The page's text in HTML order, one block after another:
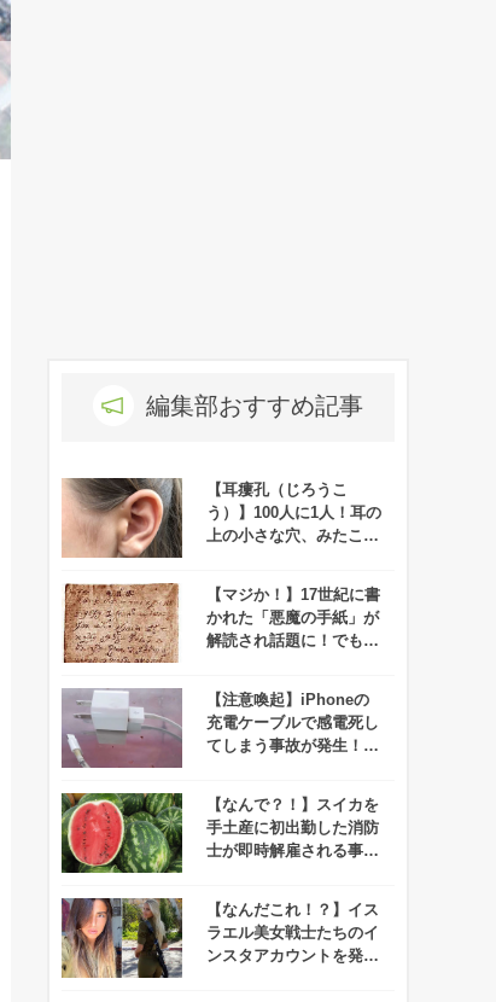
編集部おすすめ記事
【耳瘻孔（じろうこ
う）】100人に1人！耳の
上の小さな穴、みたこと
【マジか！】17世紀に書
かれた「悪魔の手紙」が
解読され話題に！でもそ
【注意喚起】iPhoneの
充電ケーブルで感電死し
てしまう事故が発生！！
【なんで？！】スイカを
手土産に初出勤した消防
士が即時解雇される事態
が、、、！
【なんだこれ！？】イス
ラエル美女戦士たちのイ
ンスタアカウントを発